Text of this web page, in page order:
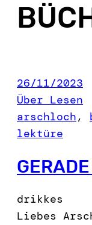
26/11/2023
Über Lesen
arschloch,
lektüre
drikkes
Liebes